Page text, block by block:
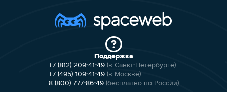
Поддержка
+7 (812) 209-41-49 (в Санкт-Петербурге)
+7 (495) 109-41-49 (в Москве)
8 (800) 777-86-49 (бесплатно по России)